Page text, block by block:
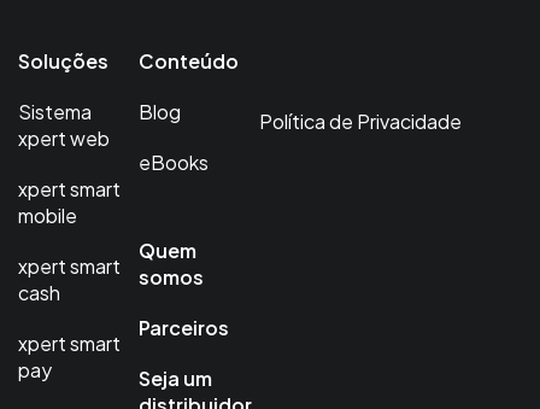
Soluções
Sistema
xpert web
xpert smart
mobile
xpert smart
cash
xpert smart
pay
Conteúdo
Blog
eBooks
Quem
somos
Parceiros
Seja um
Política de Privacidade